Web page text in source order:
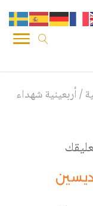
/أربعينية شهداء